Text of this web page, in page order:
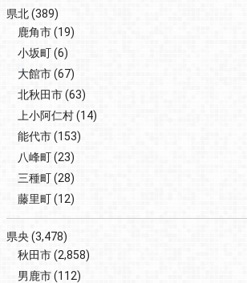
県北(389)
鹿角市(19)
小坂町(6)
大館市(67)
北秋田市(63)
上小阿仁村(14)
能代市(153)
八峰町(23)
三種町(28)
藤里町(12)
県央 (3,478)
秋田市(2,858)
男鹿市(112)